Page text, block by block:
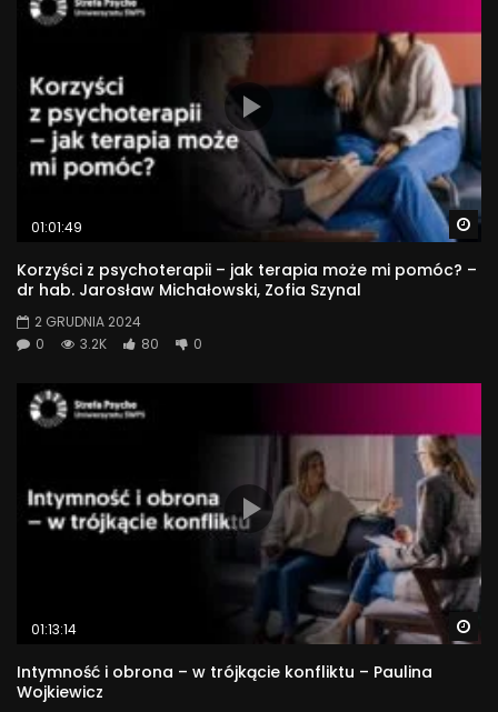
01:01:49
Korzyści z psychoterapii – jak terapia może mi pomóc? –
dr hab. Jarosław Michałowski, Zofia Szynal
2 GRUDNIA 2024
0
3.2K 80 0
01:13:14
Intymność i obrona – w trójkącie konfliktu – Paulina
Wojkiewicz